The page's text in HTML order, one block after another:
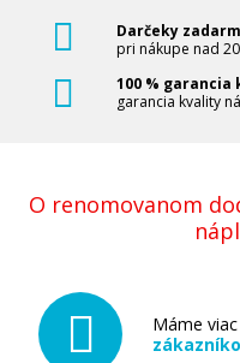
Darčeky
pri nákupe nad
100 % garancia
garancia kvality
O renomovanom
Máme